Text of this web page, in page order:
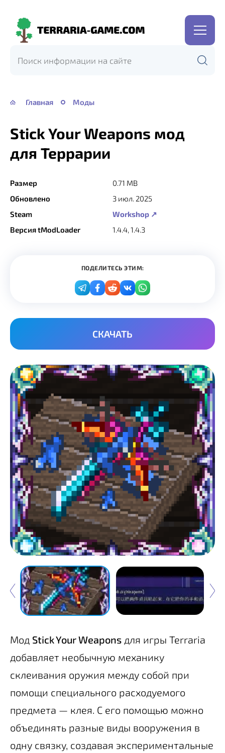
Terraria-
Главная Моды
Stick Your Weapons мод
для Террарии
Размер
0.71 MB
Обновлено
3 июл. 2025
Steam
Workshop ↗
Версия tModLoader
1.4.4, 1.4.3
ПОДЕЛИТЕСЬ ЭТИМ:
СКАЧАТЬ
Мод Stick Your Weapons для игры Terraria
добавляет необычную механику
склеивания оружия между собой при
помощи специального расходуемого
предмета — клея. С его помощью можно
объединять разные виды вооружения в
одну связку, создавая экспериментальные